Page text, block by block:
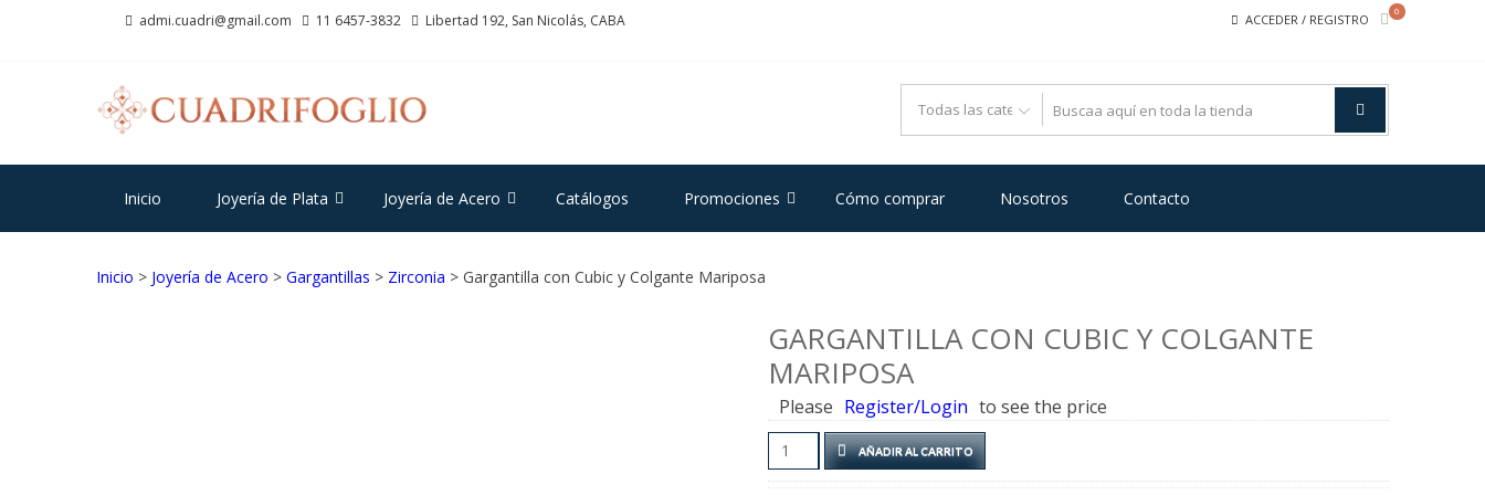
admi.cuadri@gmail.com 11 6457-3832 Libertad 192, San Nicolás, CABA ACCEDER / REGISTRO
0
Inicio Joyería de Plata Joyería de Acero Catálogos Promociones Cómo comprar Nosotros Contacto
Inicio > Joyería de Acero > Gargantillas > Zirconia > Gargantilla con Cubic y Colgante Mariposa
GARGANTILLA CON CUBIC Y COLGANTE
MARIPOSA
Please Register/Login to see the price
Gargantilla
con
AÑADIR AL CARRITO